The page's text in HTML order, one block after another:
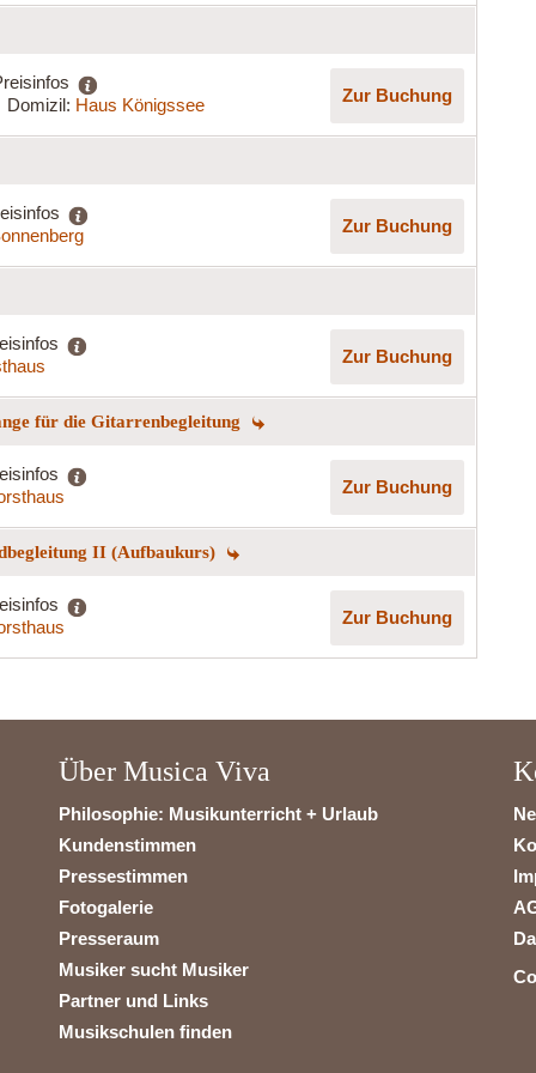
Domizil: Haus Königssee Zur Buchung
Zur Buchung
Zur Buchung
für die Gitarrenbegleitung
Zur Buchung
II (Aufbaukurs)
Zur Buchung
Über Musica Viva
Philosophie: Musikunterricht + Urlaub
Kundenstimmen
Pressestimmen
Fotogalerie
Presseraum
Musiker sucht Musiker
Partner und Links
Musikschulen finden